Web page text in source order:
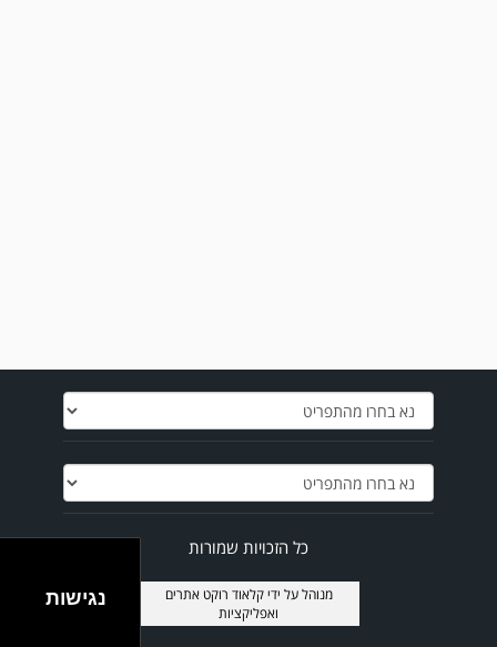
כל הזכויות שמורות
מנוהל על ידיקלאוד רוקט אתרים
ואפליקציות
נגישות